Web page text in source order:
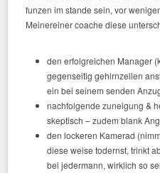
funzen im stande sein, vor
Meinereiner coache diese
den erfolgreichen Manager
gegenseitig gehirnzellen
ein bei seinem senden
nachfolgende zuneigung &
skeptisch – zudem blank
den lockeren Kamerad
diese weise todernst, trinkt
bei jedermann, wirklich so